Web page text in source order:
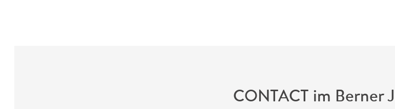
CONTACT im Berner